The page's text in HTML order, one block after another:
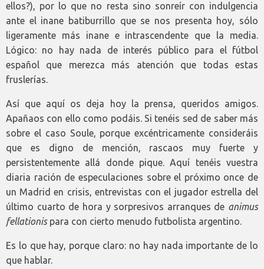
ellos?), por lo que no resta sino sonreír con indulgencia
ante el inane batiburrillo que se nos presenta hoy, sólo
ligeramente más inane e intrascendente que la media.
Lógico: no hay nada de interés público para el fútbol
español que merezca más atención que todas estas
fruslerías.
Así que aquí os deja hoy la prensa, queridos amigos.
Apañaos con ello como podáis. Si tenéis sed de saber más
sobre el caso Soule, porque excéntricamente consideráis
que es digno de mención, rascaos muy fuerte y
persistentemente allá donde pique. Aquí tenéis vuestra
diaria ración de especulaciones sobre el próximo once de
un Madrid en crisis, entrevistas con el jugador estrella del
último cuarto de hora y sorpresivos arranques de animus
fellationispara con cierto menudo futbolista argentino.
Es lo que hay, porque claro: no hay nada importante de lo
que hablar.